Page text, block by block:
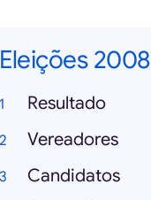
Eleições 2008
Resultado
Vereadores
Candidatos